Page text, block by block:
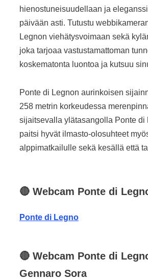
hienostuneisuudellaan ja
päivään asti. Tutustu
Legnon viehätysvoimaan sekä
joka tarjoaa vastustamattoman
koskematonta luontoa ja kutsuu
Ponte di Legnon aurinkoisen
258 metrin korkeudessa
sijaitsevalla ylätasangolla Ponte di
paitsi hyvät ilmasto-olosuhteet
alppimatkailulle sekä kesällä että
🔴 Webcam Ponte di
Ponte di Legno
🔴 Webcam Ponte di
Gennaro Sora